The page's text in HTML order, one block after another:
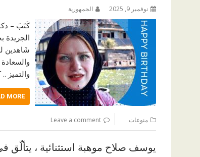
نوفمبر 9, 2025 الجمهورية
كَتَبَ –
الجريدة
شَاهدين
والتميز
MORE
منوعات Leave a comment
يوسف صلاح موهبة استثنائية ،